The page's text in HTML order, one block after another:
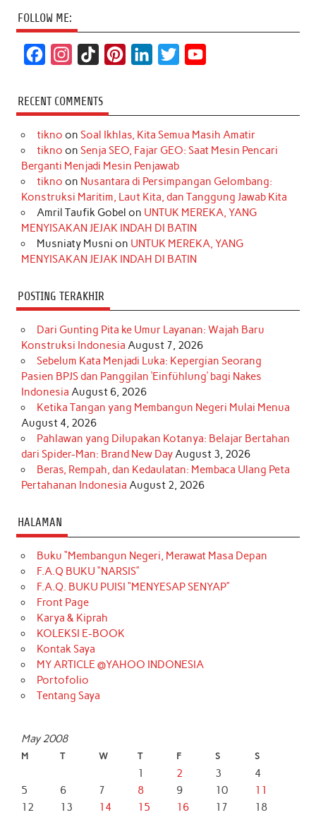
FOLLOW ME:
c
e
b
o
k
s
t
a
r
a
m
k
T
o
k
t
e
r
e
s
t
k
e
d
I
n
t
t
r
T
u
e
RECENT COMMENTS
tikno on Soal Ikhlas, Kita Semua Masih Amatir
tikno on Senja SEO, Fajar GEO: Saat Mesin Pencari
Berganti Menjadi Mesin Penjawab
tikno on Nusantara di Persimpangan Gelombang:
Konstruksi Maritim, Laut Kita, dan Tanggung Jawab Kita
Amril Taufik Gobel on UNTUK MEREKA, YANG
MENYISAKAN JEJAK INDAH DI BATIN
Musniaty Musni on UNTUK MEREKA, YANG
MENYISAKAN JEJAK INDAH DI BATIN
POSTING TERAKHIR
Dari Gunting Pita ke Umur Layanan: Wajah Baru
Konstruksi Indonesia August 7, 2026
Sebelum Kata Menjadi Luka: Kepergian Seorang
Pasien BPJS dan Panggilan ‘Einfühlung’ bagi Nakes
Indonesia August 6, 2026
Ketika Tangan yang Membangun Negeri Mulai Menua
August 4, 2026
Pahlawan yang Dilupakan Kotanya: Belajar Bertahan
dari Spider-Man: Brand New DayAugust 3, 2026
Beras, Rempah, dan Kedaulatan: Membaca Ulang Peta
Pertahanan Indonesia August 2, 2026
HALAMAN
Buku “Membangun Negeri, Merawat Masa Depan
F.A.Q BUKU “NARSIS”
F.A.Q. BUKU PUISI “MENYESAP SENYAP”
Front Page
Karya & Kiprah
KOLEKSI E-BOOK
Kontak Saya
MY ARTICLE @YAHOO INDONESIA
Portofolio
Tentang Saya
May 2008
M T W T F S S
1 2 3
4
5
6 7 8 9 10
11
12
13 14 15 16 17 18